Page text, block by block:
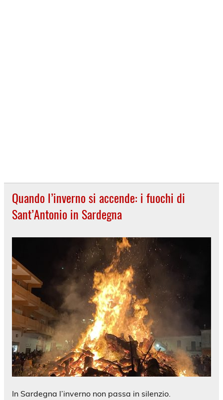
Quando l’inverno si accende: i fuochi di
Sant’Antonio in Sardegna
In Sardegna l’inverno non passa in silenzio.